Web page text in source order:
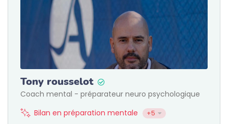
Tony rousselot
Coach mental - préparateur neuro psychologique
Bilan en préparation mentale
+5